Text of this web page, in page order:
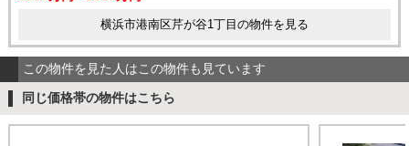
横浜市港南区芹が谷1丁目の物件を見る
この物件を見た人はこの物件も見ています
同じ価格帯の物件はこちら